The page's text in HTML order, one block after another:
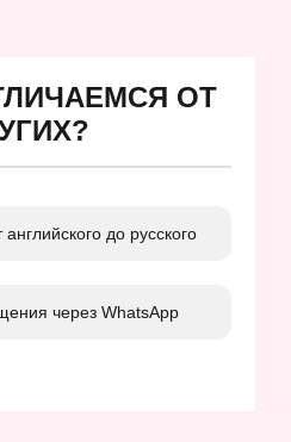
ОТ
до русского
через WhatsApp